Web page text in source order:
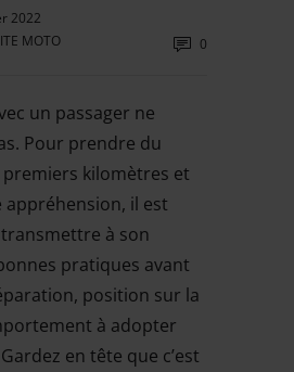
2022
MOTO
0
un passager ne
Pour prendre du
premiers kilomètres et
il est
à son
pratiques avant
position sur la
à adopter
en tête que c’est